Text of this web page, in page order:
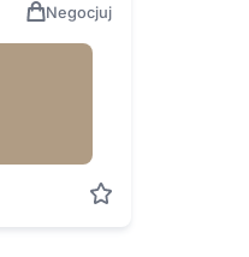
Negocjuj